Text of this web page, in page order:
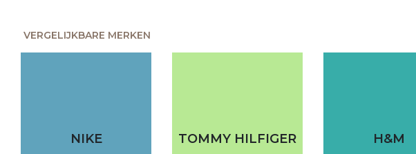
VERGELIJKBARE MERKEN
NIKE TOMMY HILFIGER H&M